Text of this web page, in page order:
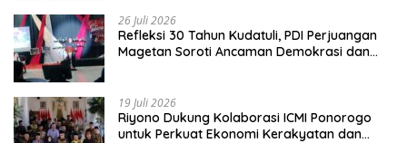
26 Juli 2026
Refleksi 30 Tahun Kudatuli, PDI Perjuangan
Magetan Soroti Ancaman Demokrasi dan
19 Juli 2026
Riyono Dukung Kolaborasi ICMI Ponorogo
untuk Perkuat Ekonomi Kerakyatan dan